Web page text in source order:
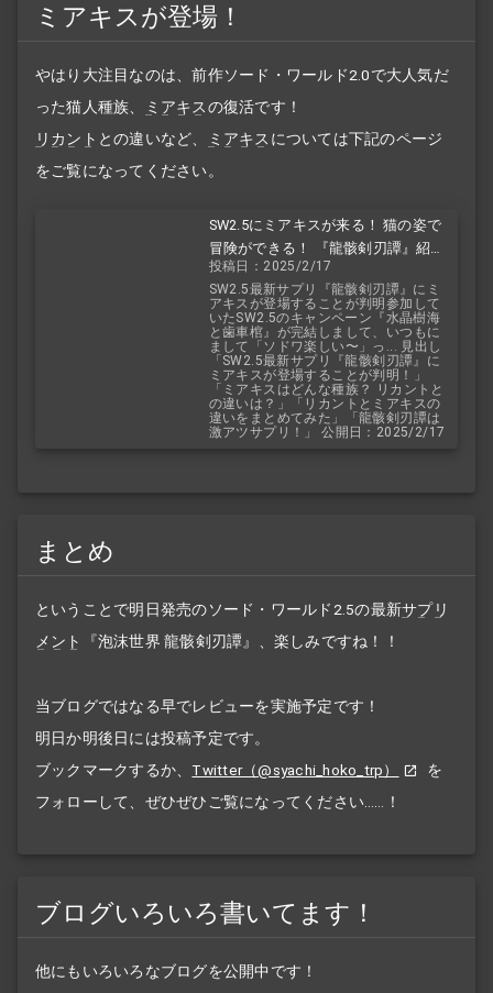
ミアキスが登場！
やはり大注目なのは、前作ソード・ワールド2.0で大人気だ
った猫人種族、
ミアキスの復活です！
リカント との違いなど、 ミアキス については下記のページ
をご覧になってください。
SW2.5にミアキスが来る！ 猫の姿で
冒険ができる！ 『龍骸剣刃譚』紹介
&予想！ 同じ獣人種族リカントとの
違いを徹底解説
投稿日：2025/2/17
SW2.5最新サプリ『龍骸剣刃譚』にミ
アキスが登場することが判明参加して
いたSW2.5のキャンペーン『水晶樹海
と歯車棺』が完結しまして、いつもに
まして「ソドワ楽しい〜」っ... 見出し
「SW2.5最新サプリ『龍骸剣刃譚』に
ミアキスが登場することが判明！」
「ミアキスはどんな種族？ リカントと
の違いは？」「リカントとミアキスの
違いをまとめてみた」「龍骸剣刃譚は
激アツサプリ！」 公開日：2025/2/17
まとめ
ということで明日発売のソード・ワールド2.5の最新サプリ
メント
『泡沫世界 龍骸剣刃譚』、楽しみですね！！
当ブログではなる早でレビューを実施予定です！
明日か明後日には投稿予定です。
ブックマークするか、 Twitter（@syachi_hoko_trp）
を
フォローして、ぜひぜひご覧になってください……！
ブログいろいろ書いてます！
他にもいろいろなブログを公開中です！